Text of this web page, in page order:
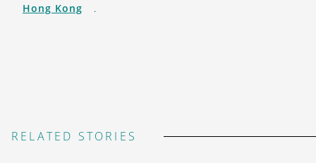
Hong Kong
.
RELATED STORIES